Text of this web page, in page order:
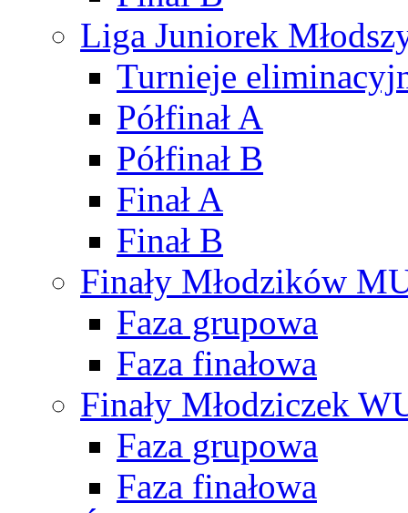
Liga Juniorek
Turnieje
Półfinał A
Półfinał B
Finał A
Finał B
Finały Młodzików
Faza grupowa
Faza finałowa
Finały Młodziczek
Faza grupowa
Faza finałowa